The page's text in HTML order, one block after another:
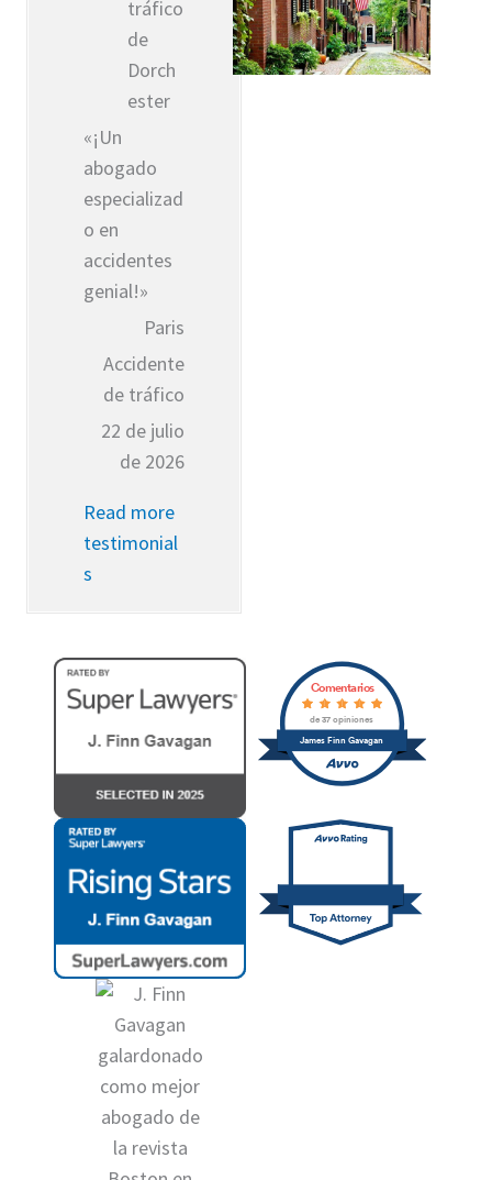
tráfico
de
Dorch
ester
«¡Un
abogado
especializad
o en
accidentes
genial!»
Paris
Accidente
de tráfico
22 de julio
de 2026
Read more
testimonial
s
James Finn Gavagan
Comentarios
de 37 opiniones